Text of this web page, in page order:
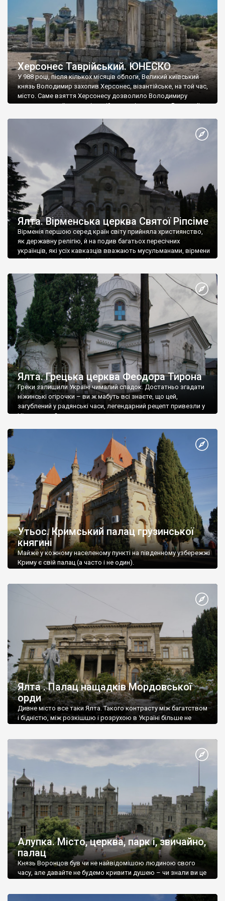
Херсонес Таврійський. ЮНЕСКО
У 988 році, після кількох місяців облоги, Великий київський
князь Володимир захопив Херсонес, візантійське, на той час,
місто. Саме взяття Херсонесу дозволило Володимиру
диктувати свої умови візантійському імператору Василю ІІ, та
Херсонесі Володимир-язичник, став Василем-християнином.
А потім було Хрещення Русі. На честь Херсонесу Таврійського
Ялта. Вірменська церква Святої Ріпсіме
Вірменія першою серед країн світу прийняла християнство,
як державну релігію, й на подив багатьох пересічних
українців, які усіх кавказців вважають мусульманами, вірмени
є відданими вірянами Христа
Ялта. Грецька церква Феодора Тирона
Греки залишили Україні чималий спадок. Достатньо згадати
ніжинські огірочки – ви ж мабуть всі знаєте, що цей,
загублений у радянські часи, легендарний рецепт привезли у
Ніжин греки?
Утьос. Кримський палац грузинської
княгині
Майже у кожному населеному пункті на південному узбережжі
Криму є свій палац (а часто і не один).
Ялта . Палац нащадків Мордовської
орди
Дивне місто все таки Ялта. Такого контрасту між багатством
і бідністю, між розкішшю і розрухою в Україні більше не
Алупка. Місто, церква, парк і, звичайно,
палац
Князь Воронцов був чи не найвідомішою людиною свого
часу, але давайте не будемо кривити душею – чи знали ви це